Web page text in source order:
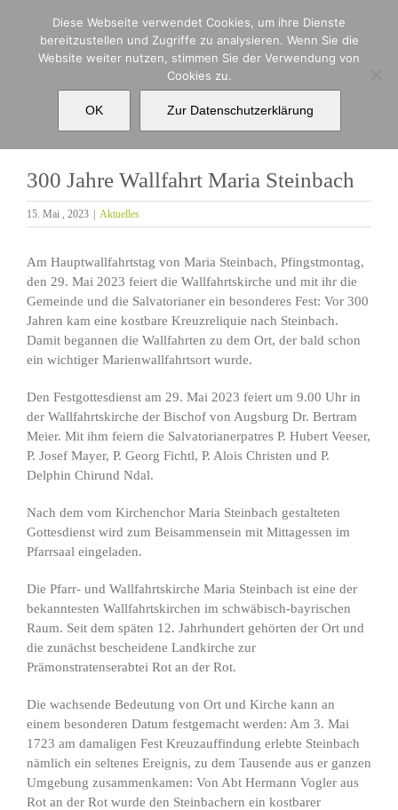
springen
300 Jahre Wallfahrt Maria Steinbach
300 Jahre Wallfahrt Maria Steinbach
15. Mai , 2023 Aktuelles
Am Hauptwallfahrtstag von Maria Steinbach, Pfingstmontag,
den 29. Mai 2023 feiert die Wallfahrtskirche und mit ihr die
Gemeinde und die Salvatorianer ein besonderes Fest: Vor 300
Jahren kam eine kostbare Kreuzreliquie nach Steinbach.
Damit begannen die Wallfahrten zu dem Ort, der bald schon
ein wichtiger Marienwallfahrtsort wurde.
Den Festgottesdienst am 29. Mai 2023 feiert um 9.00 Uhr in
der Wallfahrtskirche der Bischof von Augsburg Dr. Bertram
Meier. Mit ihm feiern die Salvatorianerpatres P. Hubert Veeser,
P. Josef Mayer, P. Georg Fichtl, P. Alois Christen und P.
Delphin Chirund Ndal.
Nach dem vom Kirchenchor Maria Steinbach gestalteten
Gottesdienst wird zum Beisammensein mit Mittagessen im
Pfarrsaal eingeladen.
Die Pfarr- und Wallfahrtskirche Maria Steinbach ist eine der
bekanntesten Wallfahrtskirchen im schwäbisch-bayrischen
Raum. Seit dem späten 12. Jahrhundert gehörten der Ort und
die zunächst bescheidene Landkirche zur
Prämonstratenserabtei Rot an der Rot.
Die wachsende Bedeutung von Ort und Kirche kann an
einem besonderen Datum festgemacht werden: Am 3. Mai
1723 am damaligen Fest Kreuzauffindung erlebte Steinbach
nämlich ein seltenes Ereignis, zu dem Tausende aus er ganzen
Umgebung zusammenkamen: Von Abt Hermann Vogler aus
Rot an der Rot wurde den Steinbachern ein kostbarer
Diese Webseite verwendet Cookies, um ihre Dienste
bereitzustellen und Zugriffe zu analysieren. Wenn Sie die
Website weiter nutzen, stimmen Sie der Verwendung von
Cookies zu.
OK Zur Datenschutzerklärung